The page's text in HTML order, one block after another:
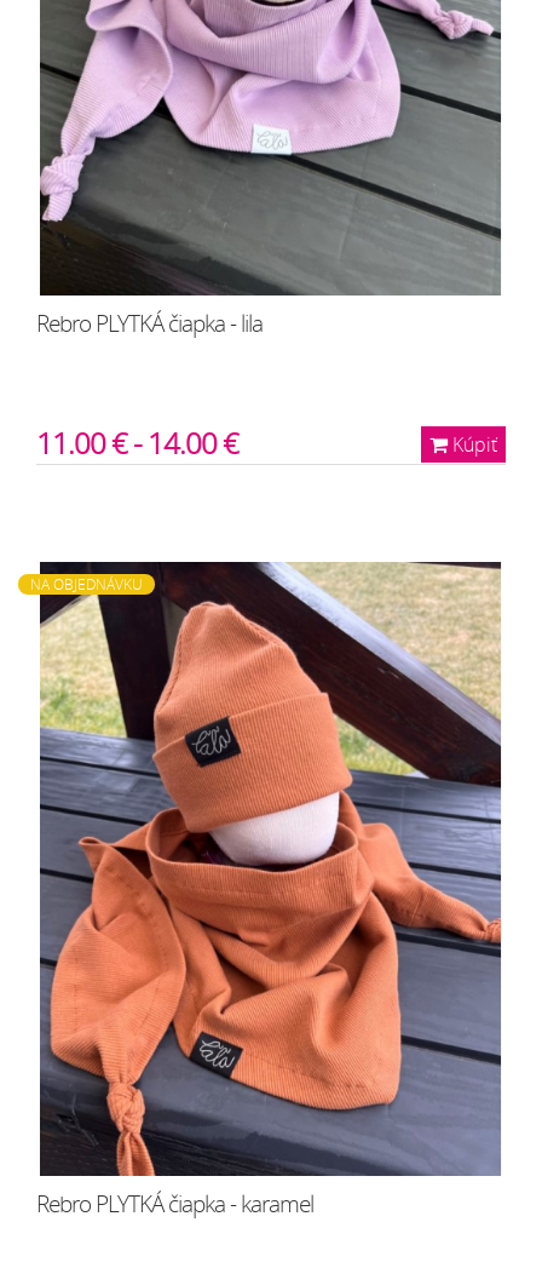
Rebro PLYTKÁ čiapka - lila
Kúpiť
11.00 € - 14.00 €
NA OBJEDNÁVKU
Rebro PLYTKÁ čiapka - karamel